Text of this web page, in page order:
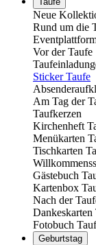
Neue
Rund um die
Vor der Taufe
Sticker Taufe
Am Tag der
Taufkerzen
Kirchenheft
Menükarten
Tischkarten
Gästebuch
Kartenbox
Nach der
Dankeskarten
Fotobuch
Geburtstag